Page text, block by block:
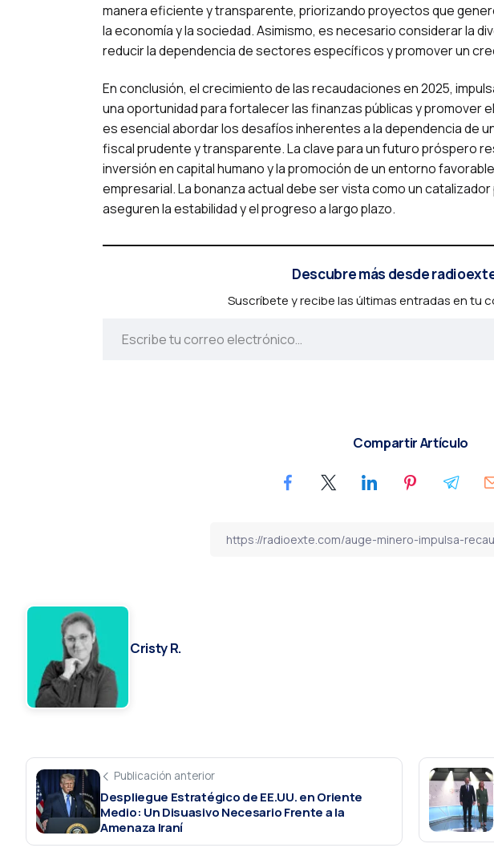
manera eficiente y transparente, priorizando proyectos que
la economía y la sociedad. Asimismo, es necesario considerar la
reducir la dependencia de sectores específicos y promover un
En conclusión, el crecimiento de las recaudaciones en 2025,
una oportunidad para fortalecer las finanzas públicas y promover
es esencial abordar los desafíos inherentes a la dependencia de
fiscal prudente y transparente. La clave para un futuro próspero
inversión en capital humano y la promoción de un entorno
empresarial. La bonanza actual debe ser vista como un
aseguren la estabilidad y el progreso a largo plazo.
Descubre más desde
Suscríbete y recibe las últimas entradas en tu
Compartir Artículo
Cristy R.
Publicación anterior
Despliegue Estratégico de EE.UU. en Oriente
Medio: Un Disuasivo Necesario Frente a la
Amenaza Iraní